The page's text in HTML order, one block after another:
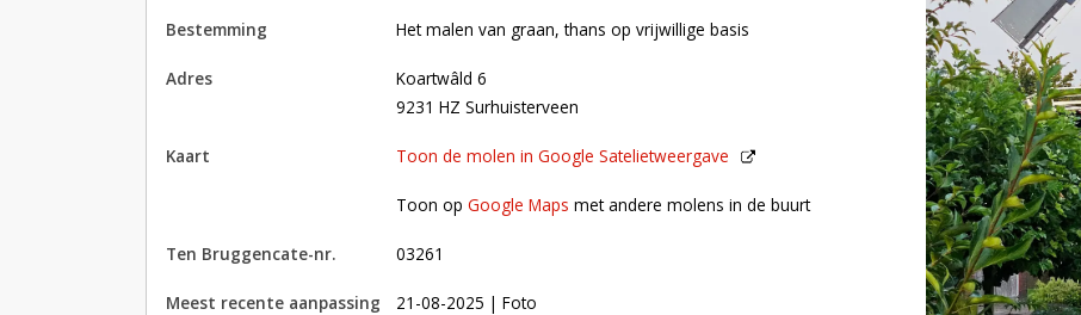
bestemming Het malen van graan, thans op vrijwillige basis
adres
Koartwâld 6
9231 HZ Surhuisterveen
kaart Toon de molen in Google Satelietweergave
Toon op Google Maps met andere molens in de buurt
Toon op Google Maps met andere molens in de buurt
Ten Bruggencate-nr. 03261
Meest recente aanpassing 21-08-2025 | Foto